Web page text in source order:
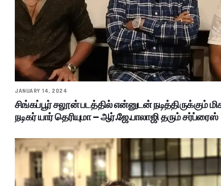
JANUARY 14, 2024
சிங்கப்பூர் சலூன் படத்தில் என்னுடன் நடித்திருக்கும்
நடிகர் யார் தெரியுமா – ஆர்.ஜே.பாலாஜி தரும் சர்ப்ரைஸ்